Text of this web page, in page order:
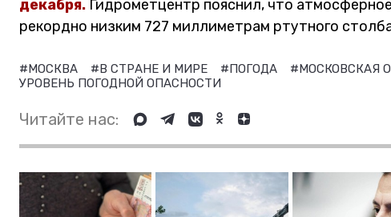
декабря. Гидрометцентр пояснил, что
рекордно низким 727 миллиметрам ртутного
#МОСКВА #В СТРАНЕ И МИРЕ #ПОГОДА #МОСКОВСКАЯ
УРОВЕНЬ ПОГОДНОЙ ОПАСНОСТИ
Читайте нас: